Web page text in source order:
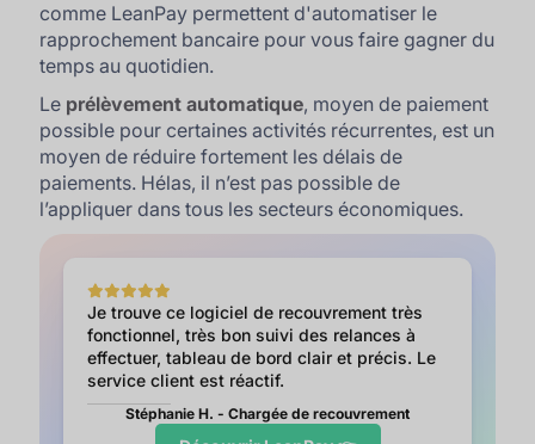
comme LeanPay permettent d'automatiser le
rapprochement bancaire pour vous faire gagner du
temps au quotidien.
Le prélèvement automatique, moyen de paiement
possible pour certaines activités récurrentes, est un
moyen de réduire fortement les délais de
paiements. Hélas, il n’est pas possible de
l’appliquer dans tous les secteurs économiques.
Je trouve ce logiciel de recouvrement très
fonctionnel, très bon suivi des relances à
effectuer, tableau de bord clair et précis. Le
service client est réactif.
Stéphanie H. - Chargée de recouvrement